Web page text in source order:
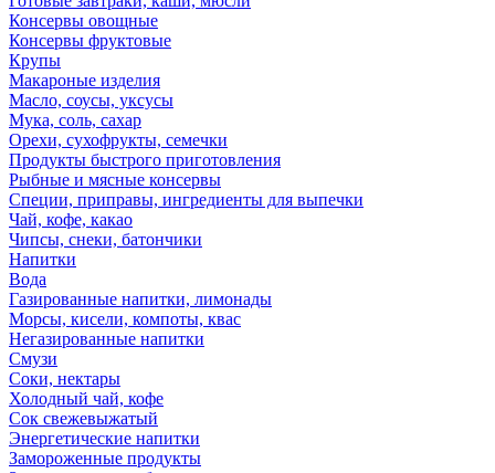
Консервы овощные
Консервы фруктовые
Крупы
Макароные изделия
Масло, соусы, уксусы
Мука, соль, сахар
Орехи, сухофрукты, семечки
Продукты быстрого приготовления
Рыбные и мясные консервы
Специи, приправы, ингредиенты для выпечки
Чай, кофе, какао
Чипсы, снеки, батончики
Напитки
Вода
Газированные напитки, лимонады
Морсы, кисели, компоты, квас
Негазированные напитки
Смузи
Соки, нектары
Холодный чай, кофе
Сок свежевыжатый
Энергетические напитки
Замороженные продукты